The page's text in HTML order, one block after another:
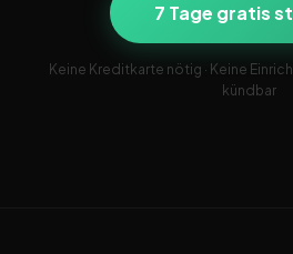
7 Tage gratis
Keine Kreditkarte nötig · Keine
kündbar